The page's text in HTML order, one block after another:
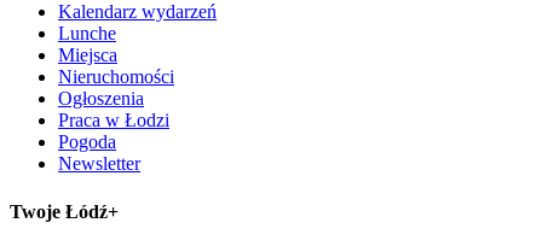
Kalendarz wydarzeń
Lunche
Miejsca
Nieruchomości
Ogłoszenia
Praca w Łodzi
Pogoda
Newsletter
Twoje Łódź+